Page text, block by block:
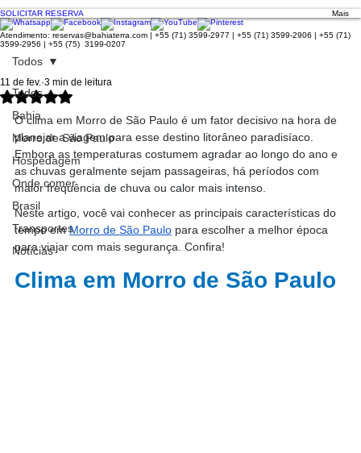
Mais
SOLICITAR RESERVA
Atendimento: reservas@bahiaterra.com | +55 (71) 3599-2977 | +55 (71) 3599-2906 | +55 (71)
3599-2956 | +55 (75) 3199-0207
Todos
Bahia
Morro de São Paulo
Hospedagem
Onde comer
Brasil
Transportes
Notícias
Todos
11 de fev. 3 min de leitura
Avaliado com NaN de 5 estrelas.
O clima em Morro de São Paulo é um fator decisivo na hora de
planejar a viagem para esse destino litorâneo paradisíaco.
Embora as temperaturas costumem agradar ao longo do ano e
as chuvas geralmente sejam passageiras, há períodos com
maior frequência de chuva ou calor mais intenso.
Neste artigo, você vai conhecer as principais características do
tempo em Morro de São Paulo para escolher a melhor época
para viajar com mais segurança. Confira!
Clima em Morro de São Paulo